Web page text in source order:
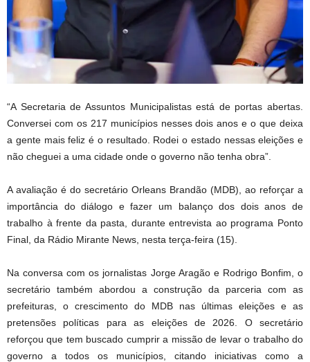
“A Secretaria de Assuntos Municipalistas está de portas abertas.
Conversei com os 217 municípios nesses dois anos e o que deixa
a gente mais feliz é o resultado. Rodei o estado nessas eleições e
não cheguei a uma cidade onde o governo não tenha obra”.
A avaliação é do secretário Orleans Brandão (MDB), ao reforçar a
importância do diálogo e fazer um balanço dos dois anos de
trabalho à frente da pasta, durante entrevista ao programa Ponto
Final, da Rádio Mirante News, nesta terça-feira (15).
Na conversa com os jornalistas Jorge Aragão e Rodrigo Bonfim, o
secretário também abordou a construção da parceria com as
prefeituras, o crescimento do MDB nas últimas eleições e as
pretensões políticas para as eleições de 2026. O secretário
reforçou que tem buscado cumprir a missão de levar o trabalho do
governo a todos os municípios, citando iniciativas como a